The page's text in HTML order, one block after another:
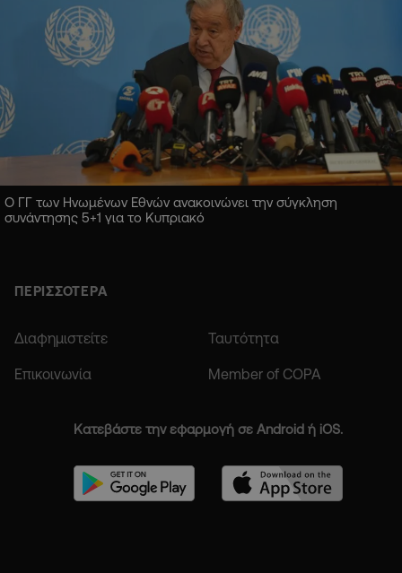
Ο ΓΓ των Ηνωμένων Εθνών ανακοινώνει την σύγκληση
συνάντησης 5+1 για το Κυπριακό
ΠΕΡΙΣΣΟΤΕΡΑ
Διαφημιστείτε Ταυτότητα
Επικοινωνία Member of COPA
Κατεβάστε την εφαρμογή σε Android ή iOS.